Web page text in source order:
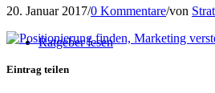
Ratgeber lesen
20. Januar 2017/0 Kommentare/von
Eintrag teilen